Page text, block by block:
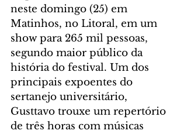
neste domingo (25) em
Matinhos, no Litoral, em um
show para 265 mil pessoas,
segundo maior público da
história do festival. Um dos
principais expoentes do
sertanejo universitário,
Gusttavo trouxe um repertório
de três horas com músicas